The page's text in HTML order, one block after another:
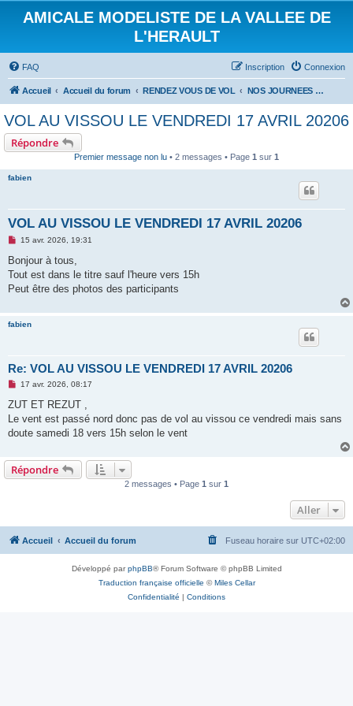
AMICALE MODELISTE DE LA VALLEE DE
L'HERAULT
FAQ Connexion
Inscription
Accueil Accueil du forum RENDEZ VOUS DE VOL NOS JOURNEES DE VOL
VOL AU VISSOU LE VENDREDI 17 AVRIL 20206
Répondre
Premier message non lu • 2 messages • Page 1 sur 1
fabien
VOL AU VISSOU LE VENDREDI 17 AVRIL 20206
M
s
a
g
o
n
15 avr. 2026, 19:31
Bonjour à tous,
Tout est dans le titre sauf l'heure vers 15h
Peut être des photos des participants
fabien
Re: VOL AU VISSOU LE VENDREDI 17 AVRIL 20206
M
s
a
g
o
n
l
17 avr. 2026, 08:17
ZUT ET REZUT ,
Le vent est passé nord donc pas de vol au vissou ce vendredi mais sans
doute samedi 18 vers 15h selon le vent
Répondre
2 messages • Page 1 sur 1
Aller
Accueil Accueil du forum Fuseau horaire sur UTC+02:00
Développé parphpBB® Forum Software © phpBB Limited
Traduction française officielle ©Miles Cellar
Confidentialité | Conditions